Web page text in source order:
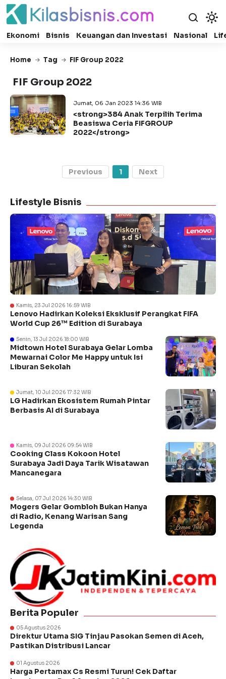
Ekonomi Bisnis Keuangan dan Investasi Nasional
Home Tag FIF Group 2022
FIF Group 2022
Jumat, 06 Jan 2023 14:36 WIB
<strong>384 Anak Terpilih Terima
Beasiswa Ceria FIFGROUP
2022</strong>
Previous 1 Next
Lifestyle Bisnis
Kamis, 23 Jul 2026 16:59 WIB
Lenovo Hadirkan Koleksi Eksklusif Perangkat FIFA
World Cup 26™ Edition di Surabaya
Senin, 13 Jul 2026 18:00 WIB
Midtown Hotel Surabaya Gelar Lomba
Mewarnai Color Me Happy untuk Isi
Liburan Sekolah
Jumat, 10 Jul 2026 17:32 WIB
LG Hadirkan Ekosistem Rumah Pintar
Berbasis AI di Surabaya
Kamis, 09 Jul 2026 09:54 WIB
Cooking Class Kokoon Hotel
Surabaya Jadi Daya Tarik Wisatawan
Mancanegara
Selasa, 07 Jul 2026 14:30 WIB
Mogers Gelar Gombloh Bukan Hanya
di Radio, Kenang Warisan Sang
Legenda
Berita Populer
05 Agustus 2026
Direktur Utama SIG Tinjau Pasokan Semen di Aceh,
Pastikan Distribusi Lancar
01 Agustus 2026
Harga Pertamax Cs Resmi Turun! Cek Daftar